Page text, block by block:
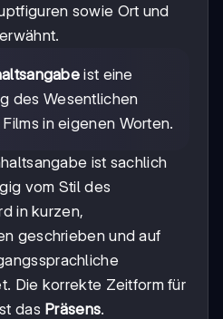
sowie Ort und
ist eine
des Wesentlichen
in eigenen Worten.
ist sachlich
vom Stil des
in kurzen,
geschrieben und auf
Die korrekte Zeitform für
das Präsens.